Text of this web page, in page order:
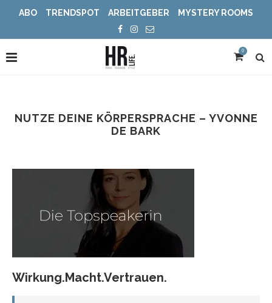
ABO TRENDSPOT ARBEITGEBER MYSTERY ROOMS
0
NUTZE DEINE KÖRPERSPRACHE – YVONNE
DE BARK
Wirkung.Macht.Vertrauen.